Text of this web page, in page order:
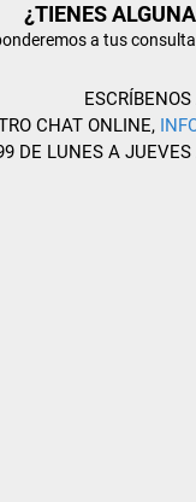
¿TIENES
a tus
ESCRÍBENOS
CHAT ONLINE,
DE LUNES A